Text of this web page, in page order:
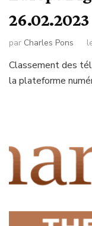
26.02.2023
par Charles Pons
Classement des
la plateforme